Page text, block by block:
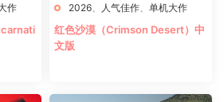
作 2026、 人气佳作、 单机大作
红色沙漠（Crimson Desert）中
文版